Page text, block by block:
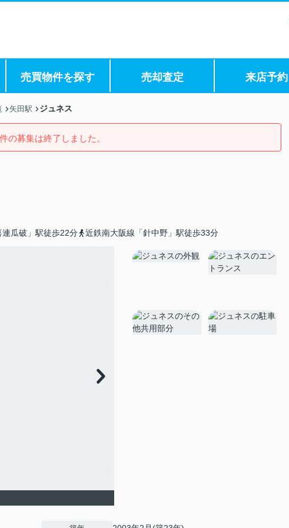
売買物件を探す 売却査定 来店予約
矢田駅 ジュネス
の募集は終了しました。
瓜破」駅徒歩22分 近鉄南大阪線「針中野」駅徒歩33分